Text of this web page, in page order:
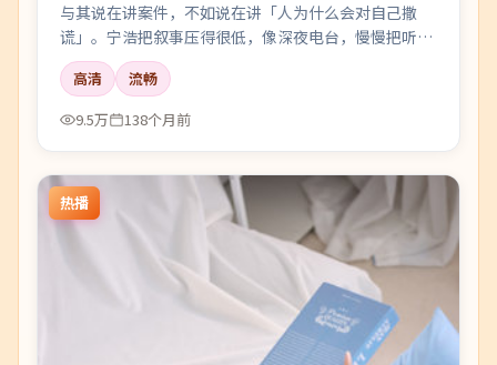
与其说在讲案件，不如说在讲「人为什么会对自己撒
谎」。宁浩把叙事压得很低，像深夜电台，慢慢把听众
引进雾里。
高清
流畅
9.5万
138个月前
热播